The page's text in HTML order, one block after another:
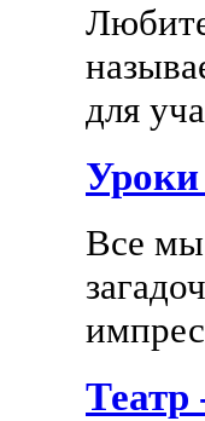
для
Уроки
Все